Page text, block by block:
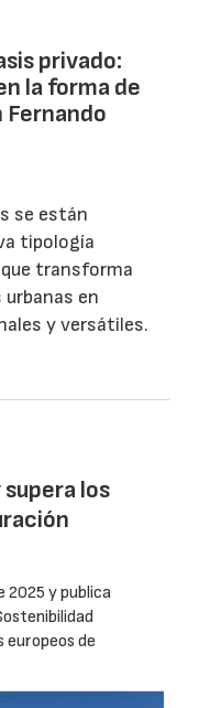
privado:
la forma de
Fernando
se están
tipología
transforma
en
y versátiles.
los
2025 y publica
europeos de